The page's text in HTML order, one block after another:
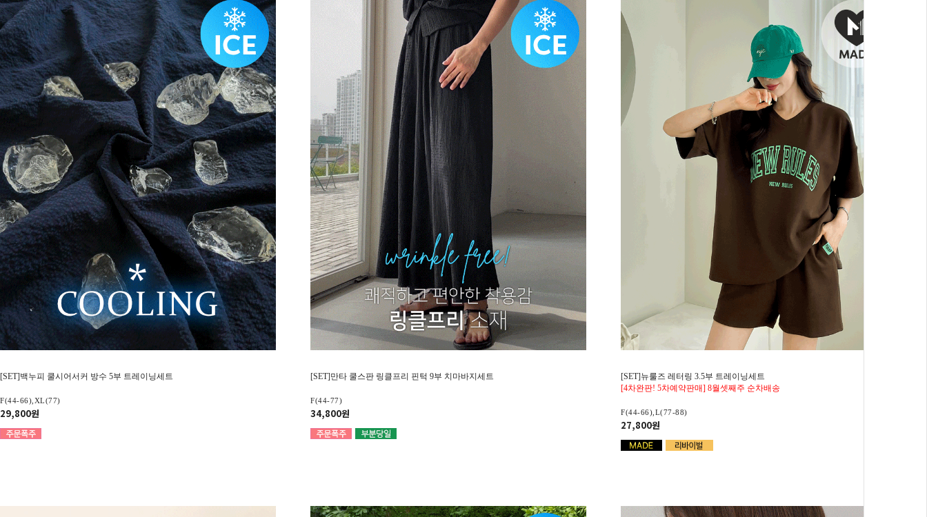
[SET]백누피 쿨시어서커 방수 5부 트레이닝세트
F(44-66),XL(77)
29,800원
[SET]만타 쿨스판 링클프리 핀턱 9부 치마바지세트
F(44-77)
34,800원
[SET]뉴룰즈 레터링 3.5부 트레이닝세트
[4차완판! 5차예약판매] 8월셋째주 순차배송
F(44-66),L(77-88)
27,800원